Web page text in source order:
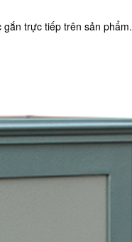
trực tiếp trên sản phẩm.